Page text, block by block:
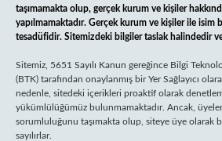
taşımamakta olup, gerçek kurum ve kişiler
yapılmamaktadır. Gerçek kurum ve kişiler ile isim
tesadüfidir. Sitemizdeki bilgiler taslak halindedir
Sitemiz, 5651 Sayılı Kanun gereğince Bilgi
(BTK) tarafından onaylanmış bir Yer Sağlayıcı
nedenle, sitedeki içerikleri proaktif olarak
yükümlülüğümüz bulunmamaktadır. Ancak,
sorumluluğunu taşımakta olup, siteye üye olarak
sayılırlar.